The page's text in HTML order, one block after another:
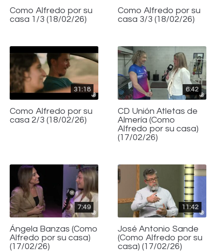
Como Alfredo por su
casa 1/3 (18/02/26)
Como Alfredo por su
casa 3/3 (18/02/26)
31:18
Como Alfredo por su
casa 2/3 (18/02/26)
6:42
CD Unión Atletas de
Almería (Como
Alfredo por su casa)
(17/02/26)
7:49
Ángela Banzas (Como
Alfredo por su casa)
(17/02/26)
11:42
José Antonio Sande
(Como Alfredo por su
casa) (17/02/26)